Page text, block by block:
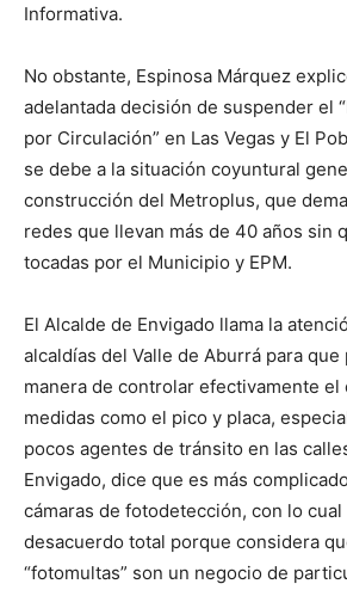
Informativa.
No obstante, Espinosa Márquez
adelantada decisión de suspender el
por Circulación” en Las Vegas y El
se debe a la situación coyuntural
construcción del Metroplus, que
redes que llevan más de 40 años sin
tocadas por el Municipio y EPM.
El Alcalde de Envigado llama la
alcaldías del Valle de Aburrá para
manera de controlar efectivamente el
medidas como el pico y placa,
pocos agentes de tránsito en las
Envigado, dice que es más
cámaras de fotodetección, con lo cual
desacuerdo total porque considera
“fotomultas” son un negocio de